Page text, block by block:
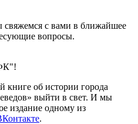
свяжемся с вами в ближайшее
вопросы.
книге об истории города
выйти в свет. И мы
издание одному из
.